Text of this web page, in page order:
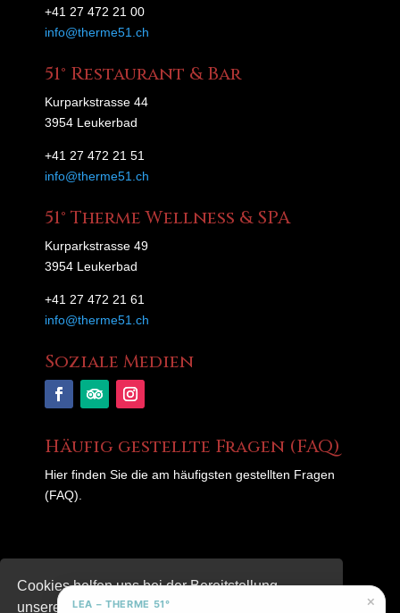
Cookies helfen uns bei der Bereitstellung
unserer Inhalte und Dienste. Durch die weitere
+41 27 472 21 00
info@therme51.ch
51° Restaurant & Bar
Kurparkstrasse 44
3954 Leukerbad
+41 27 472 21 51
info@therme51.ch
51° Therme Wellness & SPA
Kurparkstrasse 49
3954 Leukerbad
+41 27 472 21 61
info@therme51.ch
Soziale Medien
Häufig gestellte Fragen (FAQ)
Hier finden Sie die am häufigsten gestellten Fragen
(FAQ).
LEA – THERME 51° ×